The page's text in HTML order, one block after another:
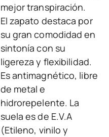
mejor transpiración.
El zapato destaca por
su gran comodidad en
sintonía con su
ligereza y flexibilidad.
Es antimagnético, libre
de metal e
hidrorepelente. La
suela es de E.V.A
(Etileno, vinilo y